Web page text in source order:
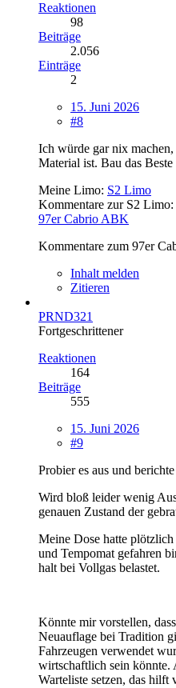
Reaktionen
98
Beiträge
2.056
Einträge
2
15. Juni 2026
#8
Ich würde gar nix
Material ist. Bau das Beste
Meine Limo: S2 Limo
Kommentare zur S2 Limo:
97er Cabrio ABK
Kommentare zum 97er
Inhalt melden
Zitieren
PRND321
Fortgeschrittener
Reaktionen
164
Beiträge
555
15. Juni 2026
#9
Probier es aus und
Wird bloß leider wenig
genauen Zustand der
Meine Dose hatte
und Tempomat gefahren
halt bei Vollgas belastet.
Könnte mir vorstellen,
Neuauflage bei Tradition
Fahrzeugen verwendet
wirtschaftlich sein könnte.
Warteliste setzen, das hilft